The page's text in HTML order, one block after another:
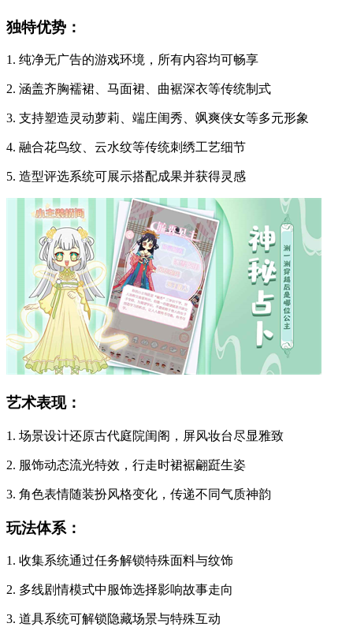
独特优势：
1. 纯净无广告的游戏环境，所有内容均可畅享
2. 涵盖齐胸襦裙、马面裙、曲裾深衣等传统制式
3. 支持塑造灵动萝莉、端庄闺秀、飒爽侠女等多元形象
4. 融合花鸟纹、云水纹等传统刺绣工艺细节
5. 造型评选系统可展示搭配成果并获得灵感
艺术表现：
1. 场景设计还原古代庭院闺阁，屏风妆台尽显雅致
2. 服饰动态流光特效，行走时裙裾翩跹生姿
3. 角色表情随装扮风格变化，传递不同气质神韵
玩法体系：
1. 收集系统通过任务解锁特殊面料与纹饰
2. 多线剧情模式中服饰选择影响故事走向
3. 道具系统可解锁隐藏场景与特殊互动